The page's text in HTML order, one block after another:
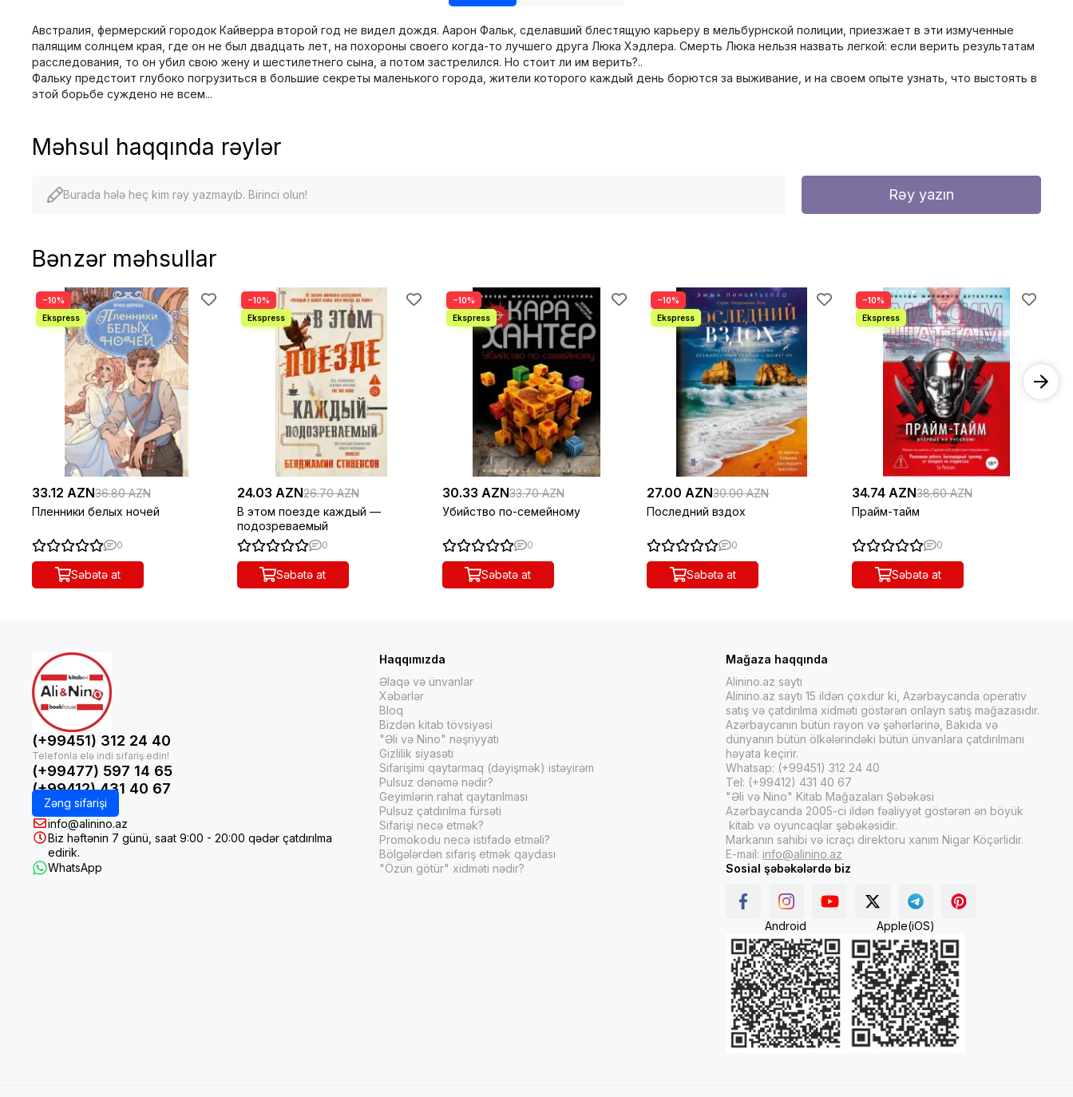
Австралия, фермерский городок Кайверра второй год не видел дождя. Аарон Фальк, сделавший блестящую карьеру в мельбурнской полиции, приезжает в эти измученные
палящим солнцем края, где он не был двадцать лет, на похороны своего когда-то лучшего друга Люка Хэдлера. Смерть Люка нельзя назвать легкой: если верить результатам
расследования, то он убил свою жену и шестилетнего сына, а потом застрелился. Но стоит ли им верить?..
Фальку предстоит глубоко погрузиться в большие секреты маленького города, жители которого каждый день борются за выживание, и на своем опыте узнать, что выстоять в
этой борьбе суждено не всем...
Məhsul haqqında rəylər
Burada hələ heç kim rəy yazmayıb. Birinci olun! Rəy yazın
Bənzər məhsullar
−10%
33.12 AZN36.80 AZN
Пленники белых ночей
0
Səbətə at
−10%
24.03 AZN26.70 AZN
В этом поезде каждый —
подозреваемый
0
Səbətə at
−10%
30.33 AZN33.70 AZN
Убийство по-семейному
0
Səbətə at
−10%
27.00 AZN30.00 AZN
Последний вздох
0
Səbətə at
−10%
34.74 AZN38.60 AZN
Прайм-тайм
0
Səbətə at
(+99451) 312 24 40
(+99477) 597 14 65
(+99412) 431 40 67
Zəng sifarişi
info@alinino.az
Biz həftənin 7 günü, saat 9:00 - 20:00 qədər çatdırılma
edirik.
WhatsApp
Haqqımızda
Əlaqə və ünvanlar
Xəbərlər
Bloq
Bizdən kitab tövsiyəsi
"Əli və Nino" nəşriyyatı
Gizlilik siyasəti
Sifarişimi qaytarmaq (dəyişmək) istəyirəm
Pulsuz dənəmə nədir?
Geyimlərin rahat qaytarılması
Pulsuz çatdırılma fürsəti
Sifarişi necə etmək?
Promokodu necə istifadə etməli?
Bölgələrdən sifariş etmək qaydası
"Özün götür" xidməti nədir?
Mağaza haqqında
Alinino.az saytı
Alinino.az saytı 15 ildən çoxdur ki, Azərbaycanda operativ
satış və çatdırılma xidməti göstərən onlayn satış mağazasıdır.
Azərbaycanın bütün rayon və şəhərlərinə, Bakıda və
dünyanın bütün ölkələrindəki bütün ünvanlara çatdırılmanı
həyata keçirir.
Whatsap: (+99451) 312 24 40
Tel: (+99412) 431 40 67
"Əli və Nino" Kitab Mağazaları Şəbəkəsi
Azərbaycanda 2005-ci ildən fəaliyyət göstərən ən böyük
kitab və oyuncaqlar şəbəkəsidir.
Markanın sahibi və icraçı direktoru xanım Nigar Köçərlidir.
E-mail: info@alinino.az
Sosial şəbəkələrdə biz
Android Apple(iOS)